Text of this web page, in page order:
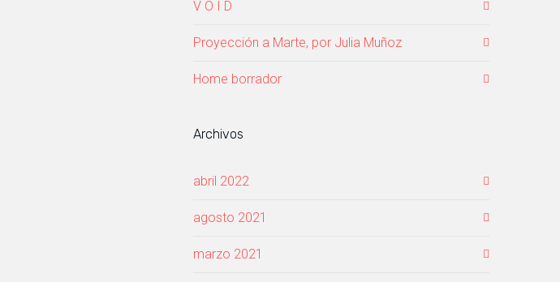
V O I D
Proyección a Marte, por Julia Muñoz
Home borrador
Archivos
abril 2022
agosto 2021
marzo 2021